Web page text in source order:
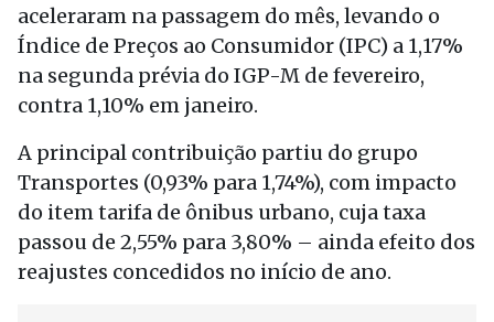
aceleraram na passagem do mês, levando o
Índice de Preços ao Consumidor (IPC) a 1,17%
na segunda prévia do IGP-M de fevereiro,
contra 1,10% em janeiro.
A principal contribuição partiu do grupo
Transportes (0,93% para 1,74%), com impacto
do item tarifa de ônibus urbano, cuja taxa
passou de 2,55% para 3,80% – ainda efeito dos
reajustes concedidos no início de ano.